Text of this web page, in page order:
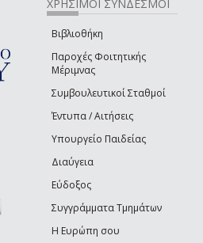
sends e-mail)
ΧΡΗΣΙΜΟΙ ΣΥΝΔΕΣΜΟΙ
Βιβλιοθήκη
Παροχές Φοιτητικής
Μέριμνας
Συμβουλευτικοί Σταθμοί
Έντυπα / Αιτήσεις
Υπουργείο Παιδείας
Διαύγεια
Εύδοξος
Συγγράμματα Τμημάτων
Η Ευρώπη σου